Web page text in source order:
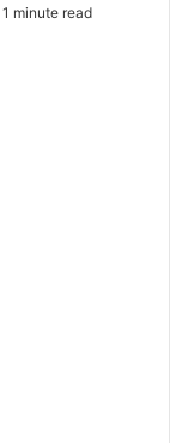
1 minute read